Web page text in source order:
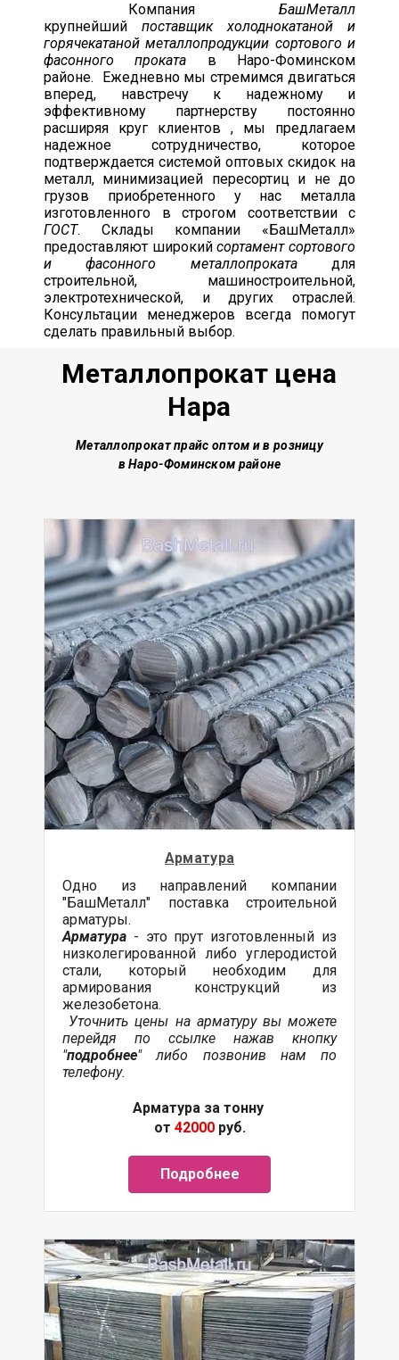
Компания БашМеталл
крупнейший
поставщик холоднокатаной и
горячекатаной металлопродукции сортового и
фасонного проката в Наро-Фоминском
районе. Ежедневно мы стремимся двигаться
вперед, навстречу к надежному и
эффективному партнерству постоянно
расширяя круг клиентов , мы предлагаем
надежное сотрудничество, которое
подтверждается системой оптовых скидок на
металл, минимизацией пересортиц и не до
грузов приобретенного у нас металла
изготовленного в строгом соответствии с
ГОСТ. Склады компании «БашМеталл»
предоставляют широкийсортамент сортового
и фасонного металлопрокатадля
строительной, машиностроительной,
электротехнической, и других отраслей.
Консультации менеджеров всегда помогут
сделать правильный выбор.
Металлопрокат цена
Нара
Металлопрокат прайс оптом и в розницу
в Наро-Фоминском районе
Арматура
Одно из направлений компании
"БашМеталл" поставка строительной
арматуры.
Арматура - это прут изготовленный из
низколегированной либо углеродистой
стали, который необходим для
армирования конструкций из
железобетона.
Уточнить цены на арматуру вы можете
перейдя по ссылке нажав кнопку
"подробнее" либо позвонив нам по
телефону.
Арматура за тонну
от 42000руб.
Подробнее